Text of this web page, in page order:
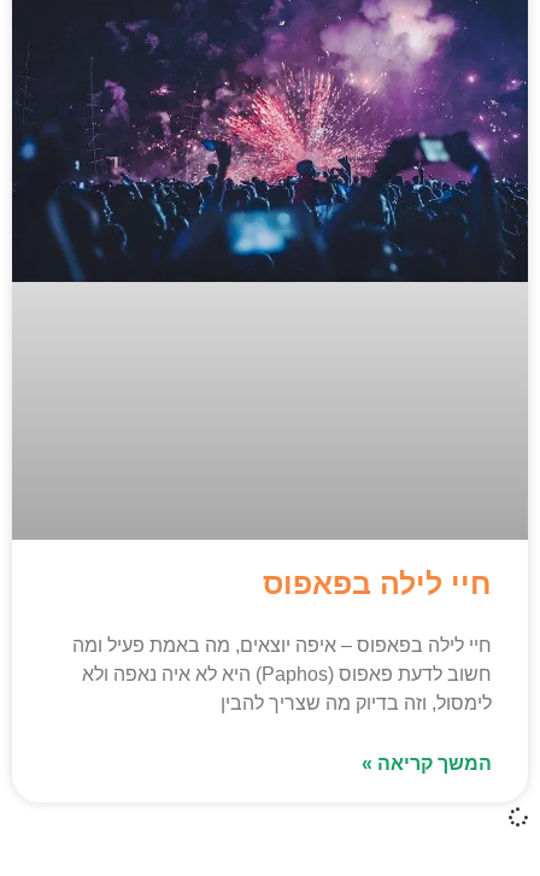
חיי לילה בפאפוס
חיי לילה בפאפוס – איפה יוצאים, מה באמת פעיל ומה
חשוב לדעת פאפוס (Paphos) היא לא איה נאפה ולא
לימסול, וזה בדיוק מה שצריך להבין
המשך קריאה »